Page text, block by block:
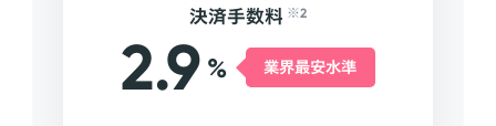
決済手数料 ※2
2.9 % 業界最安水準